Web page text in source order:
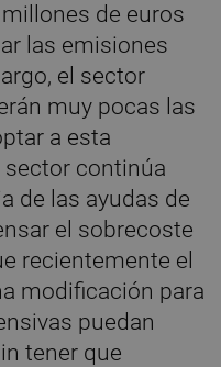
de euros
las emisiones
el sector
muy pocas las
a esta
sector continúa
de las ayudas de
el sobrecoste
recientemente el
modificación para
puedan
tener que